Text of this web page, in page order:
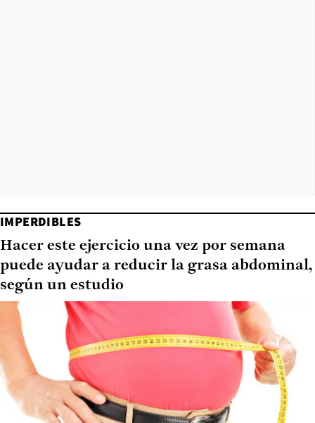
IMPERDIBLES
Hacer este ejercicio una vez por semana
puede ayudar a reducir la grasa abdominal,
según un estudio